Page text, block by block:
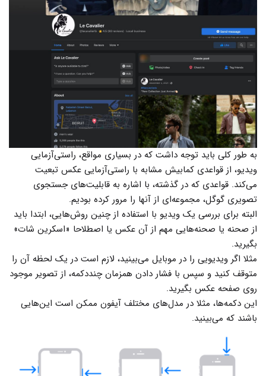
به طور کلی باید توجه داشت که در بسیاری مواقع، راستی‌آزمایی
ویدیو، از قواعدی کمابیش مشابه با راستی‌آزمایی عکس تبعیت
می‌کند. قواعدی که در گذشته، با اشاره به قابلیت‌های جستجوی
تصویری گوگل، مجموعه‌ای از آنها را مرور کرده بودیم.
البته برای بررسی یک ویدیو با استفاده از چنین روش‌هایی، ابتدا باید
از صحنه یا صحنه‌هایی مهم از آن عکس یا اصطلاحا «اسکرین شات»
بگیرید.
مثلا اگر ویدیویی را در موبایل می‌بینید، لازم است در یک لحظه آن را
متوقف کنید و سپس با فشار دادن همزمان چنددکمه‌، از تصویر موجود
روی صفحه عکس بگیرید.
این دکمه‌ها، مثلا در مدل‌های مختلف آیفون ممکن است این‌هایی
باشند که می‌بینید.